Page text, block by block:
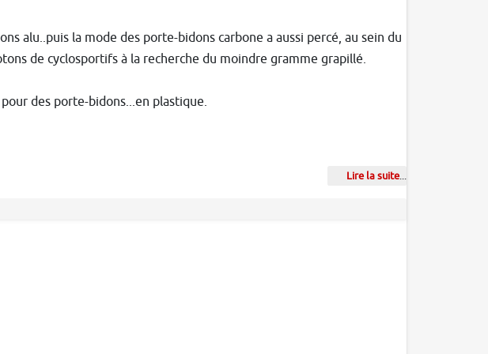
alu..puis la mode des porte-bidons carbone a aussi percé, au sein du
de cyclosportifs à la recherche du moindre gramme grapillé.
des porte-bidons...en plastique.
Lire la suite...